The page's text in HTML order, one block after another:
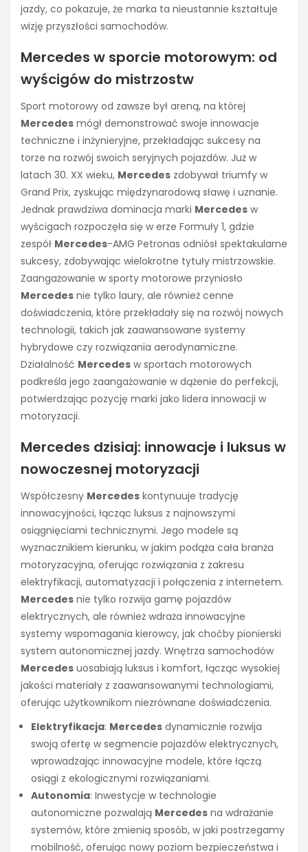
jazdy, co pokazuje, że marka ta nieustannie kształtuje
wizję przyszłości samochodów.
Mercedes w sporcie motorowym: od
wyścigów do mistrzostw
Sport motorowy od zawsze był areną, na której
Mercedes mógł demonstrować swoje innowacje
techniczne i inżynieryjne, przekładając sukcesy na
torze na rozwój swoich seryjnych pojazdów. Już w
latach 30. XX wieku, Mercedes zdobywał triumfy w
Grand Prix, zyskując międzynarodową sławę i uznanie.
Jednak prawdziwa dominacja marki Mercedes w
wyścigach rozpoczęła się w erze Formuły 1, gdzie
zespół Mercedes-AMG Petronas odniósł spektakularne
sukcesy, zdobywając wielokrotne tytuły mistrzowskie.
Zaangażowanie w sporty motorowe przyniosło
Mercedes nie tylko laury, ale również cenne
doświadczenia, które przekładały się na rozwój nowych
technologii, takich jak zaawansowane systemy
hybrydowe czy rozwiązania aerodynamiczne.
Działalność Mercedes w sportach motorowych
podkreśla jego zaangażowanie w dążenie do perfekcji,
potwierdzając pozycję marki jako lidera innowacji w
motoryzacji.
Mercedes dzisiaj: innowacje i luksus w
nowoczesnej motoryzacji
Współczesny Mercedes kontynuuje tradycję
innowacyjności, łącząc luksus z najnowszymi
osiągnięciami technicznymi. Jego modele są
wyznacznikiem kierunku, w jakim podąża cała branża
motoryzacyjna, oferując rozwiązania z zakresu
elektryfikacji, automatyzacji i połączenia z internetem.
Mercedes nie tylko rozwija gamę pojazdów
elektrycznych, ale również wdraża innowacyjne
systemy wspomagania kierowcy, jak choćby pionierski
system autonomicznej jazdy. Wnętrza samochodów
Mercedes uosabiają luksus i komfort, łącząc wysokiej
jakości materiały z zaawansowanymi technologiami,
oferując użytkownikom niezrównane doświadczenia.
Elektryfikacja: Mercedes dynamicznie rozwija
swoją ofertę w segmencie pojazdów elektrycznych,
wprowadzając innowacyjne modele, które łączą
osiągi z ekologicznymi rozwiązaniami.
Autonomia: Inwestycje w technologie
autonomiczne pozwalają Mercedes na wdrażanie
systemów, które zmienią sposób, w jaki postrzegamy
mobilność, oferując nowy poziom bezpieczeństwa i